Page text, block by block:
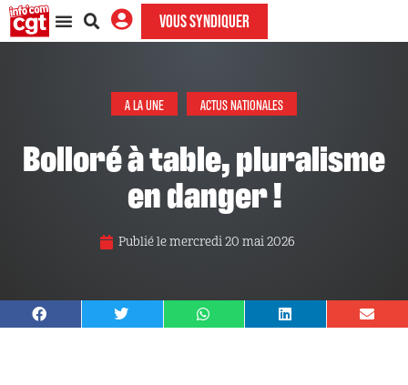
VOUS SYNDIQUER
A LA UNE ACTUS NATIONALES
Bolloré à table, pluralisme
en danger !
Publié lemercredi 20 mai 2026